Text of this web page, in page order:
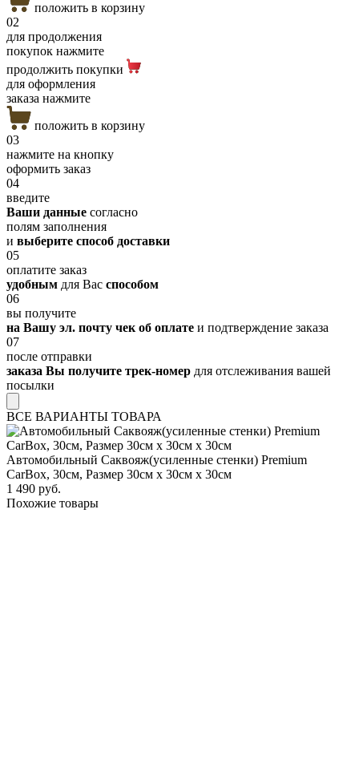
положить в корзину
02
для продолжения
покупок нажмите
продолжить покупки
для оформления
заказа нажмите
положить в корзину
03
нажмите на кнопку
оформить заказ
04
введите
Ваши данные согласно
полям заполнения
и выберите способ доставки
05
оплатите заказ
удобным для Вас способом
06
вы получите
на Вашу эл. почту чек об оплате и подтверждение заказа
07
после отправки
заказа Вы получите трек-номер для отслеживания вашей
посылки
ВСЕ ВАРИАНТЫ ТОВАРА
Автомобильный Саквояж(усиленные стенки) Premium
CarBox, 30см, Размер 30см х 30см х 30см
1 490 руб.
Похожие товары